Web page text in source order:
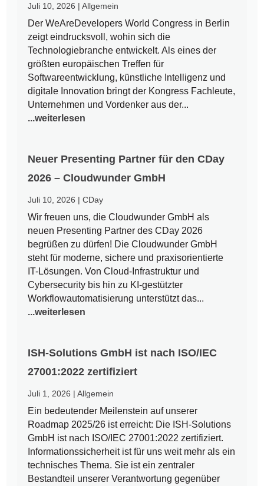
Juli 10, 2026 |Allgemein
Der WeAreDevelopers World Congress in Berlin
zeigt eindrucksvoll, wohin sich die
Technologiebranche entwickelt. Als eines der
größten europäischen Treffen für
Softwareentwicklung, künstliche Intelligenz und
digitale Innovation bringt der Kongress Fachleute,
Unternehmen und Vordenker aus der...
...weiterlesen
Neuer Presenting Partner für den CDay
2026 – Cloudwunder GmbH
Juli 10, 2026 |CDay
Wir freuen uns, die Cloudwunder GmbH als
neuen Presenting Partner des CDay 2026
begrüßen zu dürfen! Die Cloudwunder GmbH
steht für moderne, sichere und praxisorientierte
IT-Lösungen. Von Cloud-Infrastruktur und
Cybersecurity bis hin zu KI-gestützter
Workflowautomatisierung unterstützt das...
...weiterlesen
ISH-Solutions GmbH ist nach ISO/IEC
27001:2022 zertifiziert
Juli 1, 2026 |Allgemein
Ein bedeutender Meilenstein auf unserer
Roadmap 2025/26 ist erreicht: Die ISH-Solutions
GmbH ist nach ISO/IEC 27001:2022 zertifiziert.
Informationssicherheit ist für uns weit mehr als ein
technisches Thema. Sie ist ein zentraler
Bestandteil unserer Verantwortung gegenüber